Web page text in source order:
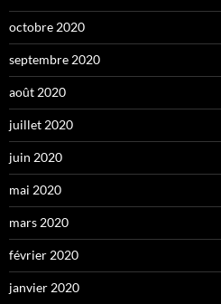
octobre 2020
septembre 2020
août 2020
juillet 2020
juin 2020
mai 2020
mars 2020
février 2020
janvier 2020